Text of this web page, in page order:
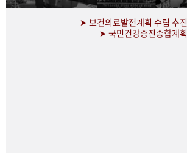
➤ 보건의료발전계획 수립 추진
➤ 국민건강증진종합계획